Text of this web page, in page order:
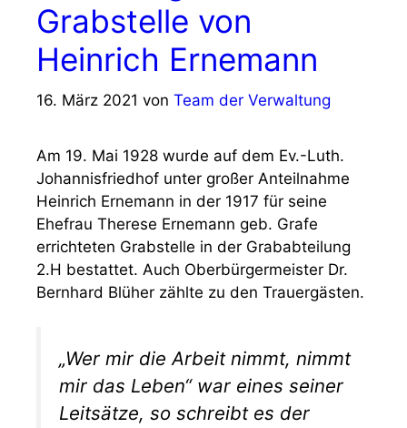
Grabstelle von
Heinrich Ernemann
16. März 2021 von Team der Verwaltung
Am 19. Mai 1928 wurde auf dem Ev.-Luth.
Johannisfriedhof unter großer Anteilnahme
Heinrich Ernemann in der 1917 für seine
Ehefrau Therese Ernemann geb. Grafe
errichteten Grabstelle in der Grababteilung
2.H bestattet. Auch Oberbürgermeister Dr.
Bernhard Blüher zählte zu den Trauergästen.
„Wer mir die Arbeit nimmt, nimmt
mir das Leben“ war eines seiner
Leitsätze, so schreibt es der